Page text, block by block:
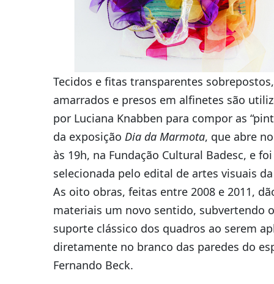
Tecidos e fitas transparentes sobrepostos,
amarrados e presos em alfinetes são
por Luciana Knabben para compor as
da exposição Dia da Marmota, que abre
às 19h, na Fundação Cultural Badesc, e foi
selecionada pelo edital de artes visuais
As oito obras, feitas entre 2008 e 2011,
materiais um novo sentido, subvertendo o
suporte clássico dos quadros ao serem
diretamente no branco das paredes do
Fernando Beck.